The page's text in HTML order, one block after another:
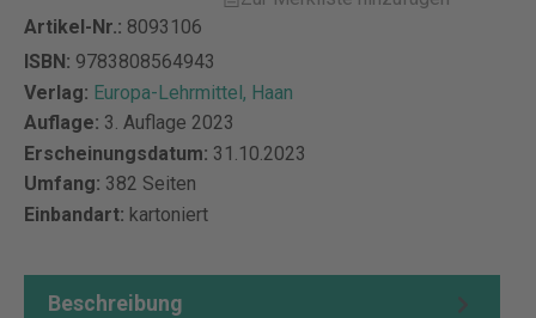
Artikel-Nr.: 8093106
ISBN: 9783808564943
Verlag: Europa-Lehrmittel, Haan
Auflage: 3. Auflage 2023
Erscheinungsdatum: 31.10.2023
Umfang: 382 Seiten
Einbandart: kartoniert
Beschreibung